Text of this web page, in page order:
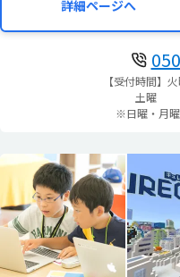
詳細ページへ
【受付時間】
土曜
※日曜・月曜